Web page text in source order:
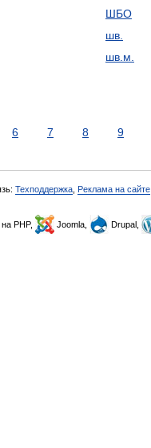
ШБО
шв.
шв.м.
6 7 8 9
Техподдержка Реклама на сайте
PHP, Joomla, Drupal,